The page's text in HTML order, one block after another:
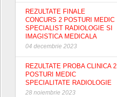
REZULTATE FINALE
CONCURS 2 POSTURI MEDIC
SPECIALIST RADIOLOGIE SI
IMAGISTICA MEDICALA
04 decembrie 2023
REZULTATE PROBA CLINICA 2
POSTURI MEDIC
SPECIALITATE RADIOLOGIE
28 noiembrie 2023